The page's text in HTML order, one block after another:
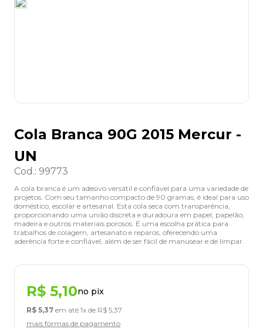
Cola Branca 90G 2015 Mercur -
UN
Cod.: 99773
A cola branca é um adesivo versátil e confiável para uma variedade de
projetos. Com seu tamanho compacto de 90 gramas, é ideal para uso
doméstico, escolar e artesanal. Esta cola seca com transparência,
proporcionando uma união discreta e duradoura em papel, papelão,
madeira e outros materiais porosos. É uma escolha prática para
trabalhos de colagem, artesanato e reparos, oferecendo uma
aderência forte e confiável, além de ser fácil de manusear e de limpar.
R$ 5,10no pix
R$ 5,37 em até 1x de R$ 5,37
mais formas de pagamento
8